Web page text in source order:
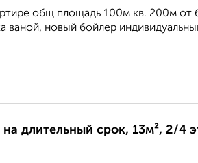
общ площадь 100м кв. 200м от
ваной, новый бойлер
длительный срок, 13м², 2/4